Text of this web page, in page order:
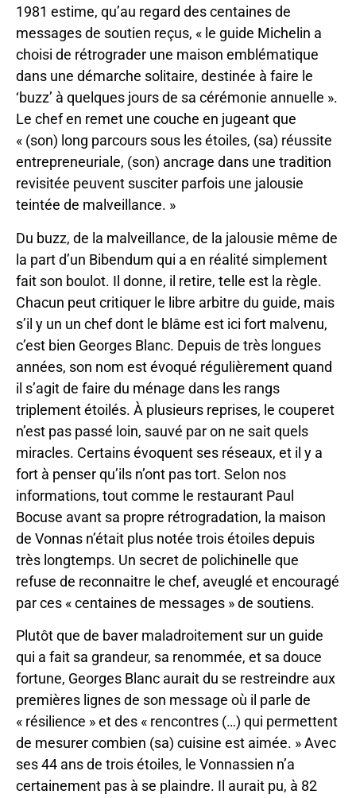
1981 estime, qu’au regard des centaines de
messages de soutien reçus, « le guide Michelin a
choisi de rétrograder une maison emblématique
dans une démarche solitaire, destinée à faire le
‘buzz’ à quelques jours de sa cérémonie annuelle ».
Le chef en remet une couche en jugeant que
« (son) long parcours sous les étoiles, (sa) réussite
entrepreneuriale, (son) ancrage dans une tradition
revisitée peuvent susciter parfois une jalousie
teintée de malveillance. »
Du buzz, de la malveillance, de la jalousie même de
la part d’un Bibendum qui a en réalité simplement
fait son boulot. Il donne, il retire, telle est la règle.
Chacun peut critiquer le libre arbitre du guide, mais
s’il y un un chef dont le blâme est ici fort malvenu,
c’est bien Georges Blanc. Depuis de très longues
années, son nom est évoqué régulièrement quand
il s’agit de faire du ménage dans les rangs
triplement étoilés. À plusieurs reprises, le couperet
n’est pas passé loin, sauvé par on ne sait quels
miracles. Certains évoquent ses réseaux, et il y a
fort à penser qu’ils n’ont pas tort. Selon nos
informations, tout comme le restaurant Paul
Bocuse avant sa propre rétrogradation, la maison
de Vonnas n’était plus notée trois étoiles depuis
très longtemps. Un secret de polichinelle que
refuse de reconnaitre le chef, aveuglé et encouragé
par ces « centaines de messages » de soutiens.
Plutôt que de baver maladroitement sur un guide
qui a fait sa grandeur, sa renommée, et sa douce
fortune, Georges Blanc aurait du se restreindre aux
premières lignes de son message où il parle de
« résilience » et des « rencontres (…) qui permettent
de mesurer combien (sa) cuisine est aimée. » Avec
ses 44 ans de trois étoiles, le Vonnassien n’a
certainement pas à se plaindre. Il aurait pu, à 82